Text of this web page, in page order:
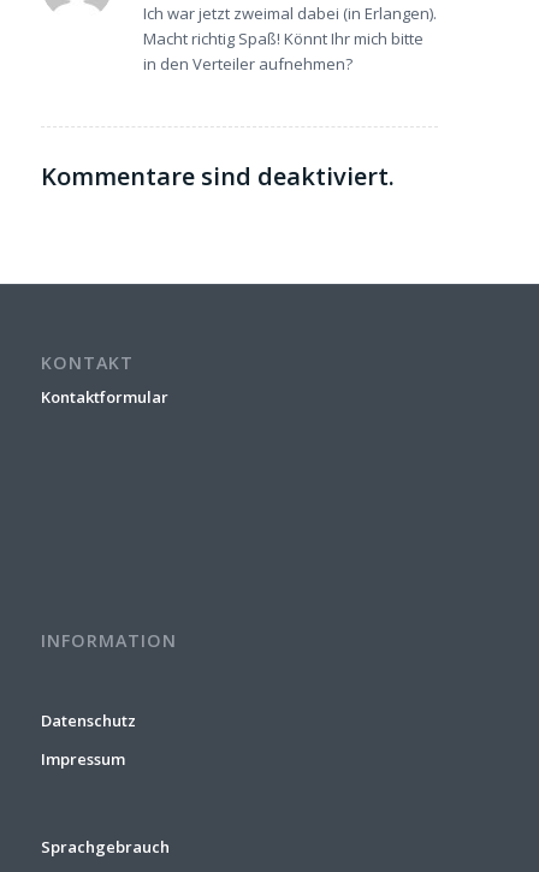
Ich war jetzt zweimal dabei (in Erlangen).
Macht richtig Spaß! Könnt Ihr mich bitte
in den Verteiler aufnehmen?
Kommentare sind deaktiviert.
KONTAKT
Kontaktformular
INFORMATION
Datenschutz
Impressum
Sprachgebrauch